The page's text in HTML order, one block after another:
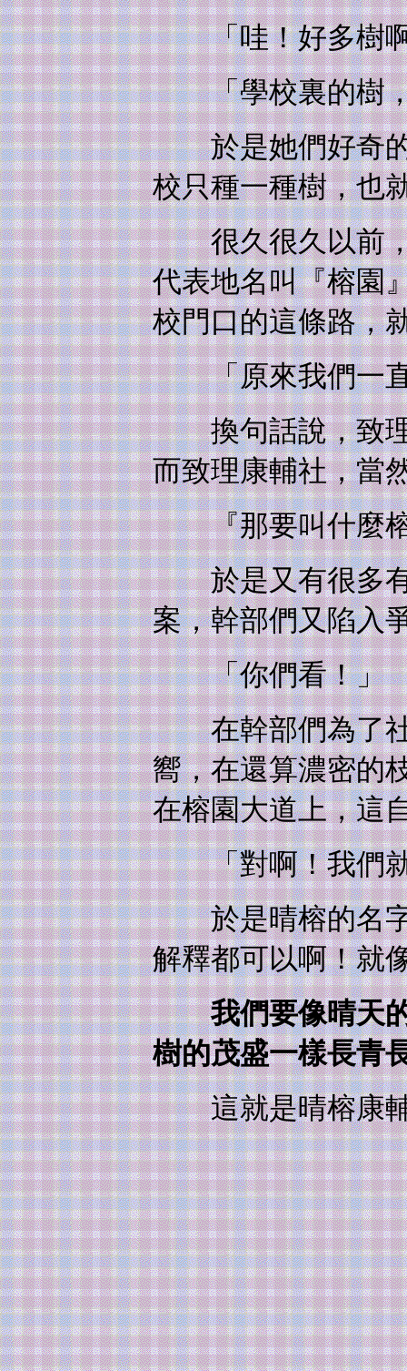
「哇！好多樹
「學校裏的樹，
於是她們好奇的
校只種一種樹，也
很久很久以前，
代表地名叫『榕園
校門口的這條路，
「原來我們一直
換句話說，致理
而致理康輔社，當
『那要叫什麼榕
於是又有很多有
案，幹部們又陷入
「你們看！」
在幹部們為了社
嚮，在還算濃密的
在榕園大道上，這
「對啊！我們就
於是晴榕的名字
解釋都可以啊！就
我們要像晴天的
樹的茂盛一樣長青
這就是晴榕康輔